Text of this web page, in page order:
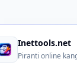
Inettools.net
Piranti online